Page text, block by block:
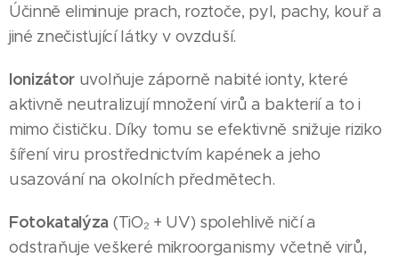
Účinně eliminuje prach, roztoče, pyl, pachy, kouř a
jiné znečisťující látky v ovzduší.
Ionizátor uvolňuje záporně nabité ionty, které
aktivně neutralizují množení virů a bakterií a to i
mimo čističku. Díky tomu se efektivně snižuje riziko
šíření viru prostřednictvím kapének a jeho
usazování na okolních předmětech.
Fotokatalýza (TiO₂ + UV) spolehlivě ničí a
odstraňuje veškeré mikroorganismy včetně virů,